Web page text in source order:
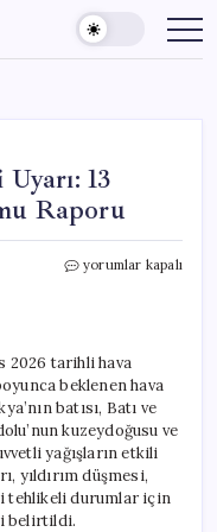
13
Raporu
Meteoroloji’den
2026
Hava
Durumu
Raporu
için
yorumlar kapalı
2026 tarihli hava
beklenen hava
batısı, Batı ve
kuzeydoğusu ve
yağışların etkili
yıldırım düşmesi,
tehlikeli durumlar için
belirtildi.